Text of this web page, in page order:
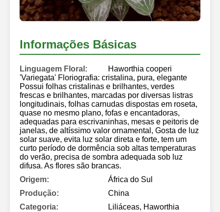
Informações Básicas
Linguagem Floral:
Haworthia cooperi
'Variegata' Floriografia: cristalina, pura, elegante
Possui folhas cristalinas e brilhantes, verdes
frescas e brilhantes, marcadas por diversas listras
longitudinais, folhas carnudas dispostas em roseta,
quase no mesmo plano, fofas e encantadoras,
adequadas para escrivaninhas, mesas e peitoris de
janelas, de altíssimo valor ornamental, Gosta de luz
solar suave, evita luz solar direta e forte, tem um
curto período de dormência sob altas temperaturas
do verão, precisa de sombra adequada sob luz
difusa. As flores são brancas.
Origem:
África do Sul
Produção:
China
Categoria:
Liliáceas, Haworthia